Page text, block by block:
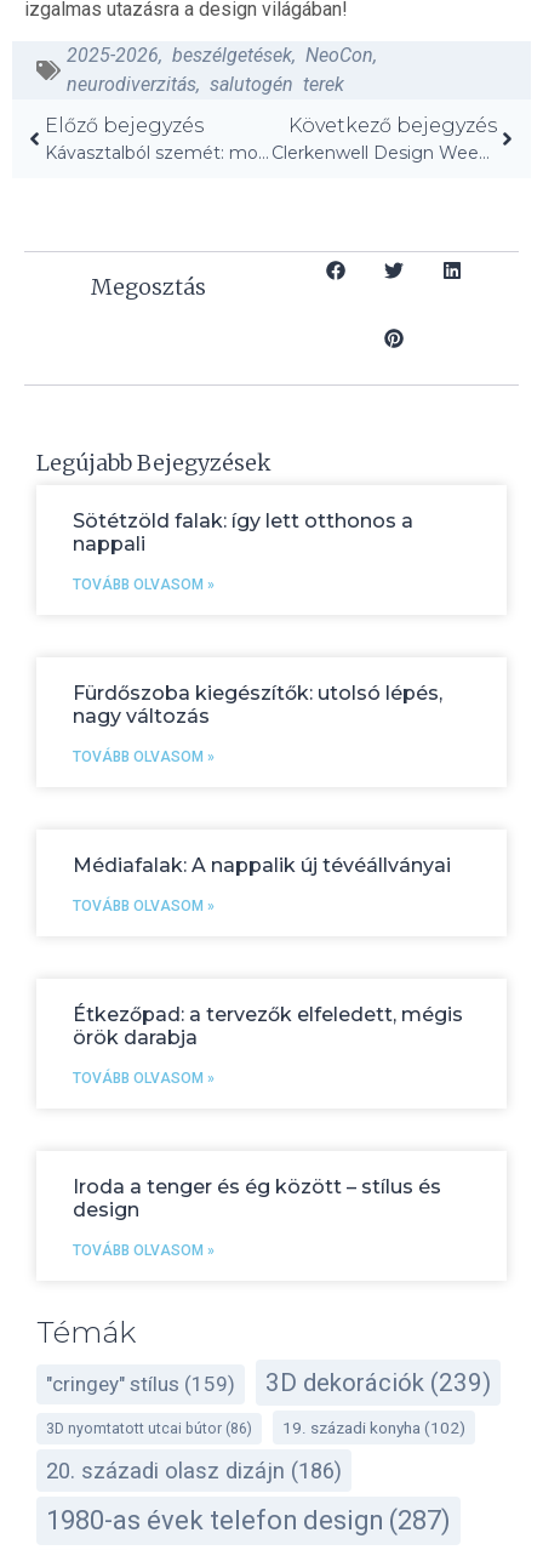
izgalmas utazásra a design világában!
2025-2026, beszélgetések, NeoCon,
neurodiverzitás, salutogén terek
Előző bejegyzés
Kávasztalból szemét: most már alig lehet felismerni!
Következő bejegyzés
Clerkenwell Design Week 2026: Fedezd fel a 2. napot!
Megosztás
Legújabb Bejegyzések
Sötétzöld falak: így lett otthonos a
nappali
TOVÁBB OLVASOM »
Fürdőszoba kiegészítők: utolsó lépés,
nagy változás
TOVÁBB OLVASOM »
Médiafalak: A nappalik új tévéállványai
TOVÁBB OLVASOM »
Étkezőpad: a tervezők elfeledett, mégis
örök darabja
TOVÁBB OLVASOM »
Iroda a tenger és ég között – stílus és
design
TOVÁBB OLVASOM »
Témák
"cringey" stílus (159) 3D dekorációk (239)
3D nyomtatott utcai bútor (86) 19. századi konyha (102)
20. századi olasz dizájn (186)
1980-as évek telefon design (287)